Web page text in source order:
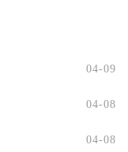
04-09
04-08
04-08